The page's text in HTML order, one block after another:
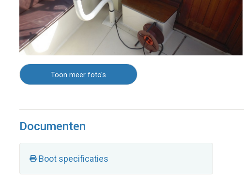
Toon meer foto's
Documenten
Boot specificaties